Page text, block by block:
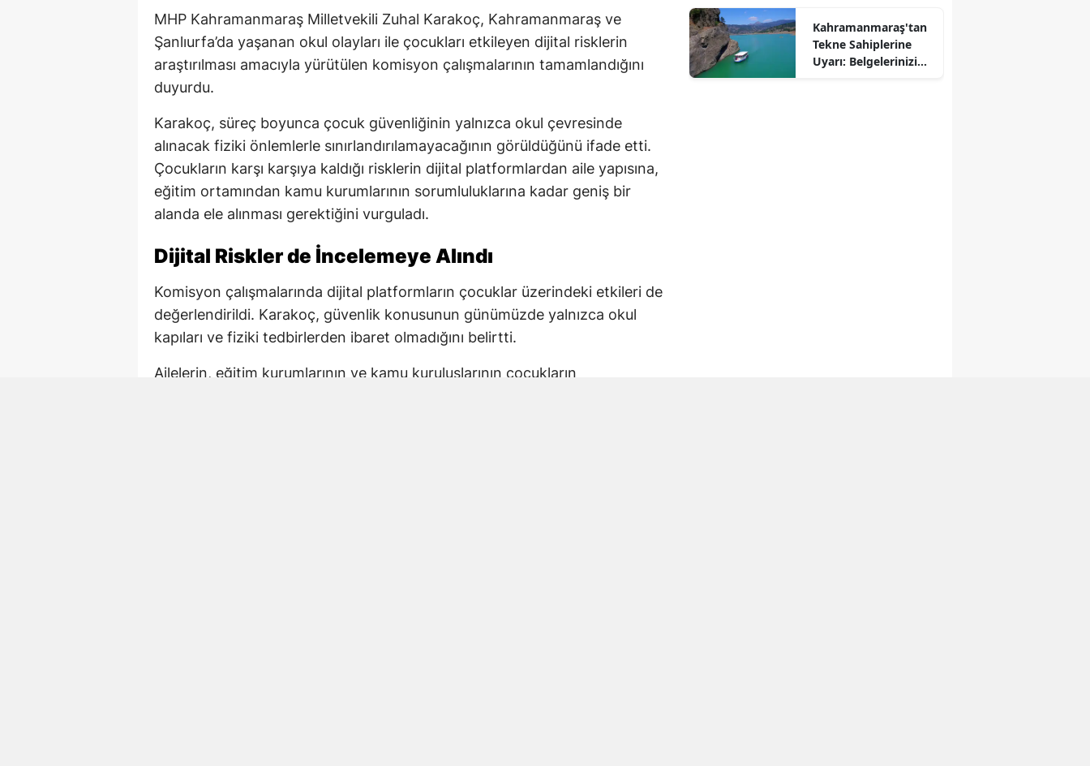
MHP Kahramanmaraş Milletvekili Zuhal Karakoç, Kahramanmaraş ve
Şanlıurfa’da yaşanan okul olayları ile çocukları etkileyen dijital risklerin
araştırılması amacıyla yürütülen komisyon çalışmalarının tamamlandığını
duyurdu.
Karakoç, süreç boyunca çocuk güvenliğinin yalnızca okul çevresinde
alınacak fiziki önlemlerle sınırlandırılamayacağının görüldüğünü ifade etti.
Çocukların karşı karşıya kaldığı risklerin dijital platformlardan aile yapısına,
eğitim ortamından kamu kurumlarının sorumluluklarına kadar geniş bir
alanda ele alınması gerektiğini vurguladı.
Dijital Riskler de İncelemeye Alındı
Komisyon çalışmalarında dijital platformların çocuklar üzerindeki etkileri de
değerlendirildi. Karakoç, güvenlik konusunun günümüzde yalnızca okul
kapıları ve fiziki tedbirlerden ibaret olmadığını belirtti.
Ailelerin, eğitim kurumlarının ve kamu kuruluşlarının çocukların
Güzel Alanlar
Kahramanmaraş'tan
Tekne Sahiplerine
Uyarı: Belgelerinizi